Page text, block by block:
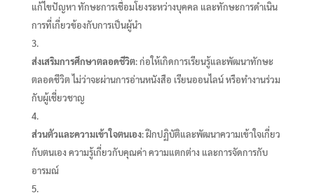
แก้ไขปัญหา ทักษะการเชื่อมโยงระหว่างบุคคล และทักษะการดำเนิน
การที่เกี่ยวข้องกับการเป็นผู้นำ
ส่งเสริมการศึกษาตลอดชีวิต: ก่อให้เกิดการเรียนรู้และพัฒนาทักษะ
ตลอดชีวิต ไม่ว่าจะผ่านการอ่านหนังสือ เรียนออนไลน์ หรือทำงานร่วม
กับผู้เชี่ยวชาญ
ส่วนตัวและความเข้าใจตนเอง: ฝึกปฏิบัติและพัฒนาความเข้าใจเกี่ยว
กับตนเอง ความรู้เกี่ยวกับคุณค่า ความแตกต่าง และการจัดการกับ
อารมณ์